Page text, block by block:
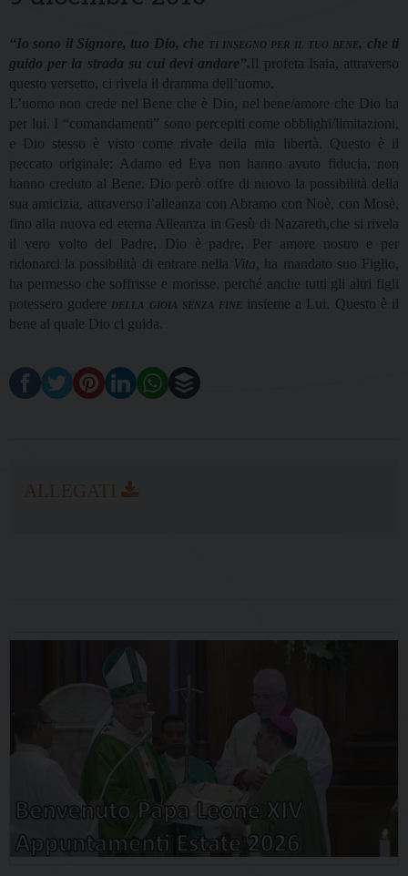
“Io sono il Signore, tuo Dio, che ti insegno per il tuo bene, che ti
guido per la strada su cui devi andare”. Il profeta Isaia, attraverso
questo versetto, ci rivela il dramma dell’uomo.
L’uomo non crede nel Bene che è Dio, nel bene/amore che Dio ha
per lui. I “comandamenti” sono percepiti come obblighi/limitazioni,
e Dio stesso è visto come rivale della mia libertà. Questo è il
peccato originale: Adamo ed Eva non hanno avuto fiducia, non
hanno creduto al Bene. Dio però offre di nuovo la possibilità della
sua amicizia, attraverso l’alleanza con Abramo con Noè, con Mosè,
fino alla nuova ed eterna Alleanza in Gesù di Nazareth,che si rivela
il vero volto del Padre. Dio è padre. Per amore nostro e per
ridonarci la possibilità di entrare nella Vita, ha mandato suo Figlio,
ha permesso che soffrisse e morisse, perché anche tutti gli altri figli
potessero godere della gioia senza fine
insieme a Lui. Questo è il
bene al quale Dio ci guida.